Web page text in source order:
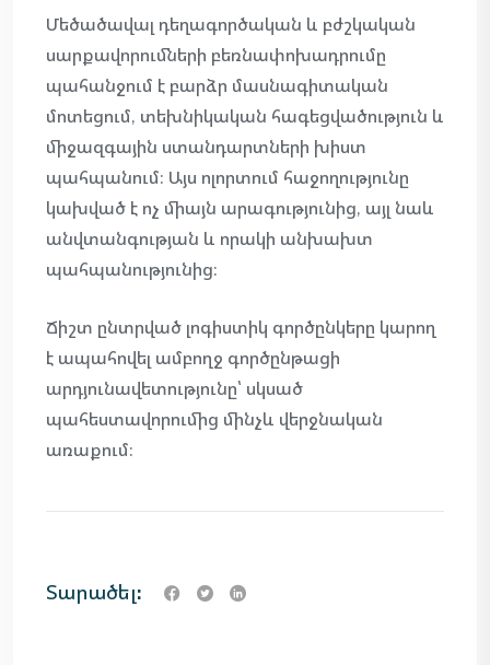
Մեծածավալ դեղագործական և բժշկական
սարքավորումների բեռնափոխադրումը
պահանջում է բարձր մասնագիտական
մոտեցում, տեխնիկական հագեցվածություն և
միջազգային ստանդարտների խիստ
պահպանում։ Այս ոլորտում հաջողությունը
կախված է ոչ միայն արագությունից, այլ նաև
անվտանգության և որակի անխախտ
պահպանությունից։
Ճիշտ ընտրված լոգիստիկ գործընկերը կարող
է ապահովել ամբողջ գործընթացի
արդյունավետությունը՝ սկսած
պահեստավորումից մինչև վերջնական
առաքում։
Տարածել: